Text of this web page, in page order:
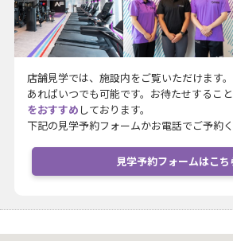
店舗見学では、施設内をご覧いただけます
あればいつでも可能です。お待たせするこ
をおすすめ しております。
下記の見学予約フォームかお電話でご予約く
見学予約フォームはこち